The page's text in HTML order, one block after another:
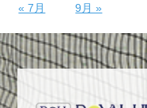
« 7月 9月 »